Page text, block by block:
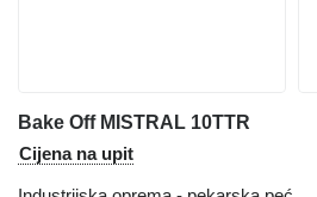
Bake Off MISTRAL 10TTR
Cijena na upit